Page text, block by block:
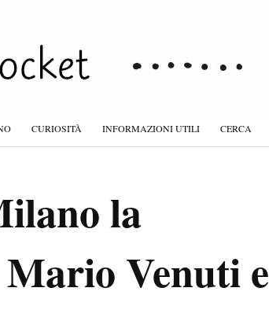
CURIOSITÀ INFORMAZIONI UTILI CERCA
la
Venuti e